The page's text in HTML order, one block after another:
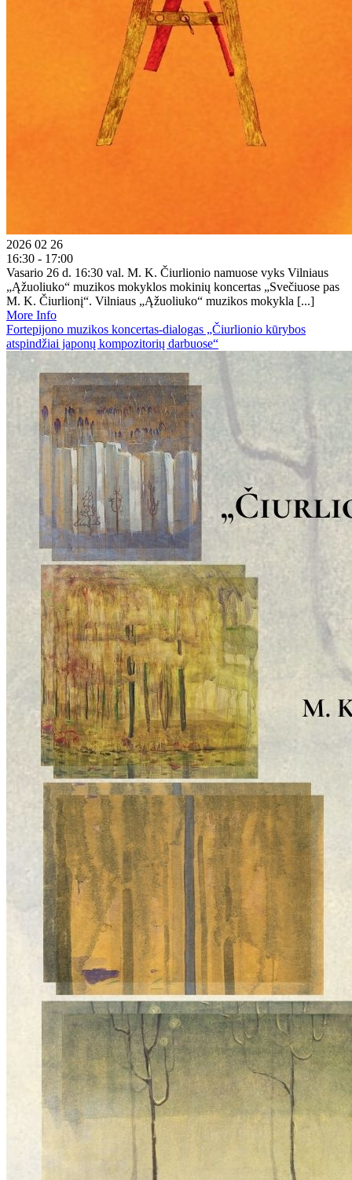
2026 02 26
16:30 - 17:00
Vasario 26 d. 16:30 val. M. K. Čiurlionio namuose vyks Vilniaus
„Ąžuoliuko“ muzikos mokyklos mokinių koncertas „Svečiuose pas
M. K. Čiurlionį“. Vilniaus „Ąžuoliuko“ muzikos mokykla [...]
More Info
Fortepijono muzikos koncertas-dialogas „Čiurlionio kūrybos
atspindžiai japonų kompozitorių darbuose“